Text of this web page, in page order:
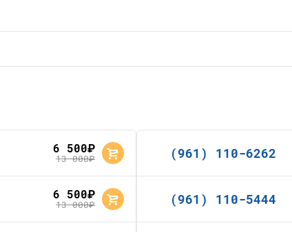
6 500руб.
13 000руб. (961) 110-6262
6 500руб.
13 000руб. (961) 110-5444